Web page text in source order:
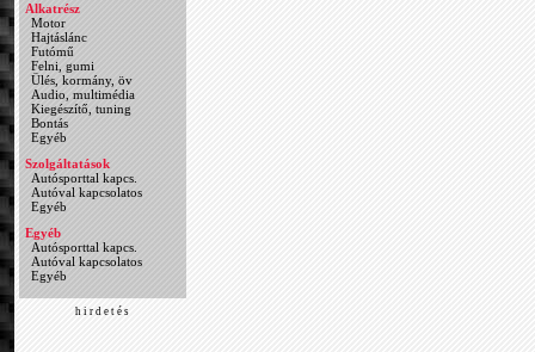
Alkatrész
Motor
Hajtáslánc
Futómű
Felni, gumi
Ülés, kormány, öv
Audio, multimédia
Kiegészítő, tuning
Bontás
Egyéb
Szolgáltatások
Autósporttal kapcs.
Autóval kapcsolatos
Egyéb
Egyéb
Autósporttal kapcs.
Autóval kapcsolatos
Egyéb
h i r d e t é s